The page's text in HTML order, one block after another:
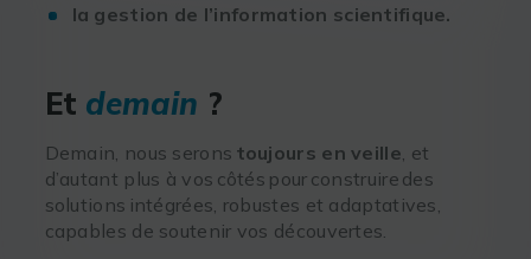
la gestion de l’information scientifique.
Et demain ?
Demain, nous serons toujours en veille, et
d’autant plus à vos côtés pour construire des
solutions intégrées, robustes et adaptatives,
capables de soutenir vos découvertes.